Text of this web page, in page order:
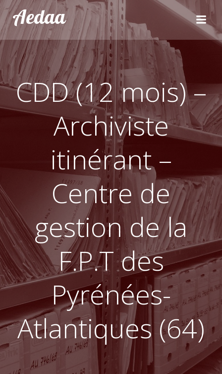
Aller
au
contenu
Aedaa
CDD (12 mois) –
Archiviste
itinérant –
Centre de
gestion de la
F.P.T des
Pyrénées-
Atlantiques (64)